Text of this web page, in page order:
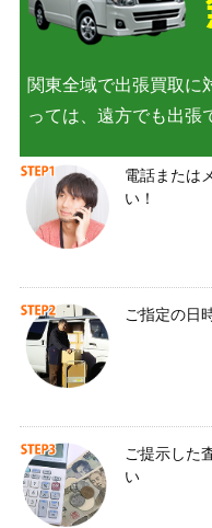
関東全域で出張買取に
っては、遠方でも出張
電話または
い！
ご指定の日
ご提示した
い